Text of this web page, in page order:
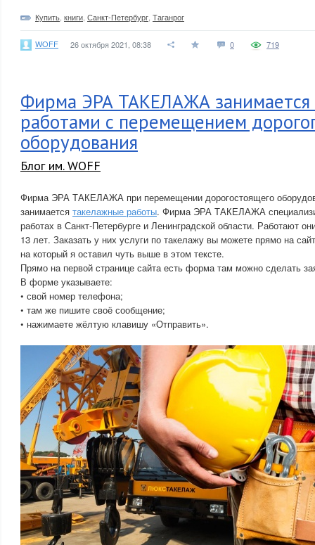
Купить книги Санкт-Петербург Таганрог
WOFF 26 октября 2021, 08:38 0 719
Фирма ЭРА ТАКЕЛАЖА занимается
работами с перемещением
оборудования
Блог им. WOFF
Фирма ЭРА ТАКЕЛАЖА при перемещении дорогостоящего
занимается такелажные работы. Фирма ЭРА ТАКЕЛАЖА
работах в Санкт-Петербурге и Ленинградской области. Работают
13 лет. Заказать у них услуги по такелажу вы можете прямо на
на который я оставил чуть выше в этом тексте.
Прямо на первой странице сайта есть форма там можно сделать
В форме указываете:
• свой номер телефона;
• там же пишите своё сообщение;
• нажимаете жёлтую клавишу «Отправить».